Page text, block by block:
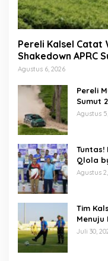
Pereli Kalsel Catat
Shakedown APRC
Agustus 6, 2026
Pereli
Sumut
Agustus
Tuntas!
Qlola
Agustus
Tim
Menuju
Juli 30,